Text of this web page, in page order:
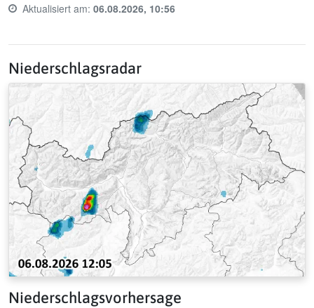
Last update time:
Aktualisiert am: 06.08.2026, 10:56
Niederschlagsradar
Niederschlagsvorhersage